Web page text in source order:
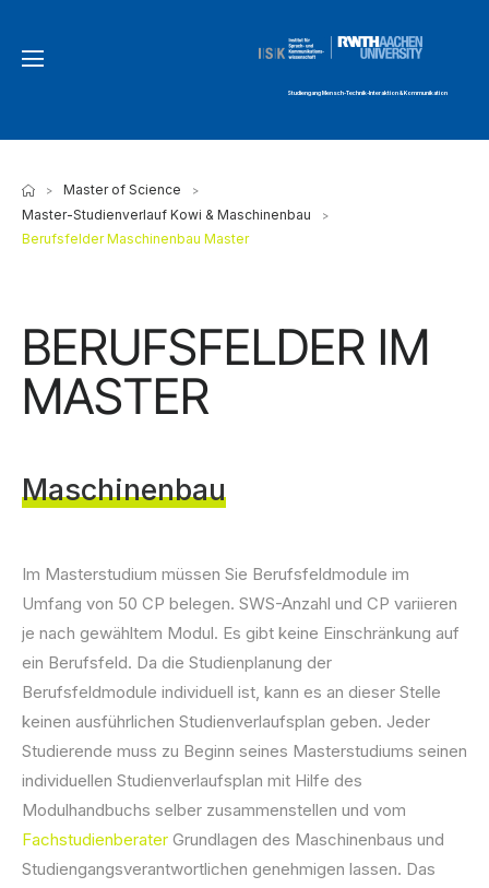
Studiengang Mensch-Technik-Interaktion & Kommunikation
> Master of Science >
Master-Studienverlauf Kowi & Maschinenbau >
Berufsfelder Maschinenbau Master
BERUFSFELDER IM
MASTER
Maschinenbau
Im Masterstudium müssen Sie Berufsfeldmodule im
Umfang von 50 CP belegen. SWS-Anzahl und CP variieren
je nach gewähltem Modul. Es gibt keine Einschränkung auf
ein Berufsfeld. Da die Studienplanung der
Berufsfeldmodule individuell ist, kann es an dieser Stelle
keinen ausführlichen Studienverlaufsplan geben. Jeder
Studierende muss zu Beginn seines Masterstudiums seinen
individuellen Studienverlaufsplan mit Hilfe des
Modulhandbuchs selber zusammenstellen und vom
Fachstudienberater Grundlagen des Maschinenbaus und
Studiengangsverantwortlichen genehmigen lassen. Das